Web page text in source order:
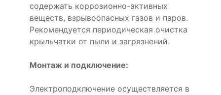
содержать коррозионно-активных
веществ, взрывоопасных газов и паров.
Рекомендуется периодическая очистка
крыльчатки от пыли и загрязнений.
Монтаж и подключение:
Электроподключение осуществляется в